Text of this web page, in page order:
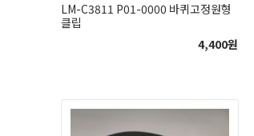
LM-C3811 P01-0000 바퀴고정원형
클립
4,400원